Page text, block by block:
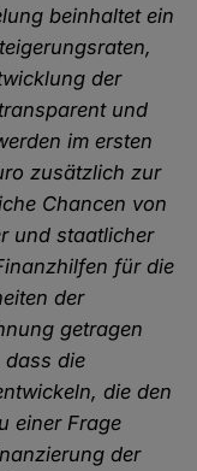
beinhaltet ein
der
und
im ersten
zusätzlich zur
Chancen von
und staatlicher
für die
der
getragen
dass die
die den
einer Frage
der